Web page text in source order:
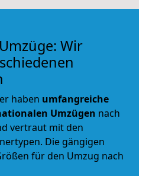
Wir
haben umfangreiche
Umzügen nach
vertraut mit den
Die gängigen
für den Umzug nach